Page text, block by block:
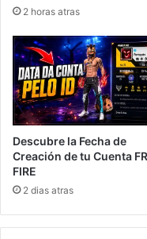
2 horas atras
Descubre la Fecha de
Creación de tu Cuenta
FIRE
2 dias atras